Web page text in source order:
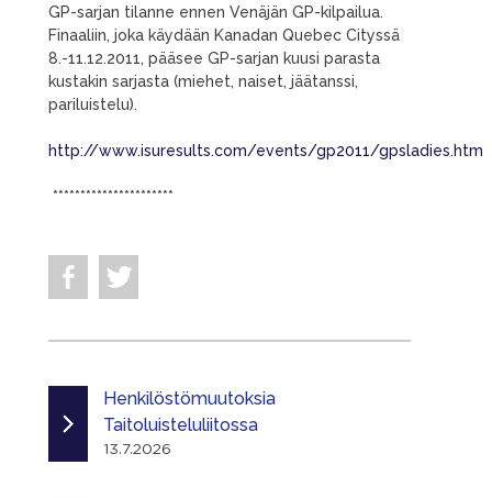
GP-sarjan tilanne ennen Venäjän GP-kilpailua.
Finaaliin, joka käydään Kanadan Quebec Cityssä
8.-11.12.2011, pääsee GP-sarjan kuusi parasta
kustakin sarjasta (miehet, naiset, jäätanssi,
pariluistelu).
http://www.isuresults.com/events/gp2011/gpsladies.htm
**********************
Henkilöstömuutoksia
Taitoluisteluliitossa
13.7.2026